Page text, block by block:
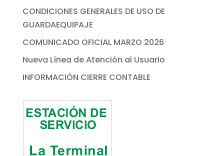
CONDICIONES GENERALES DE USO DE
GUARDAEQUIPAJE
COMUNICADO OFICIAL MARZO 2026
Nueva Línea de Atención al Usuario
INFORMACIÓN CIERRE CONTABLE